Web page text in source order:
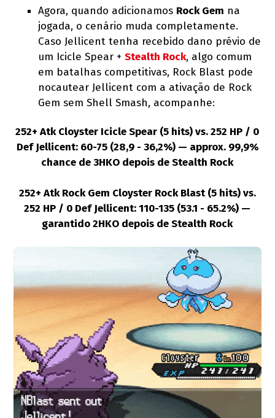
Agora, quando adicionamos Rock Gem na
jogada, o cenário muda completamente.
Caso Jellicent tenha recebido dano prévio de
um Icicle Spear +Stealth Rock, algo comum
em batalhas competitivas, Rock Blast pode
nocautear Jellicent com a ativação de Rock
Gem sem Shell Smash, acompanhe:
252+ Atk Cloyster Icicle Spear (5 hits) vs. 252 HP / 0
Def Jellicent: 60-75 (28,9 - 36,2%) — approx. 99,9%
chance de 3HKO depois de Stealth Rock
252+ Atk Rock Gem Cloyster Rock Blast (5 hits) vs.
252 HP / 0 Def Jellicent: 110-135 (53.1 - 65.2%) —
garantido 2HKO depois de Stealth Rock